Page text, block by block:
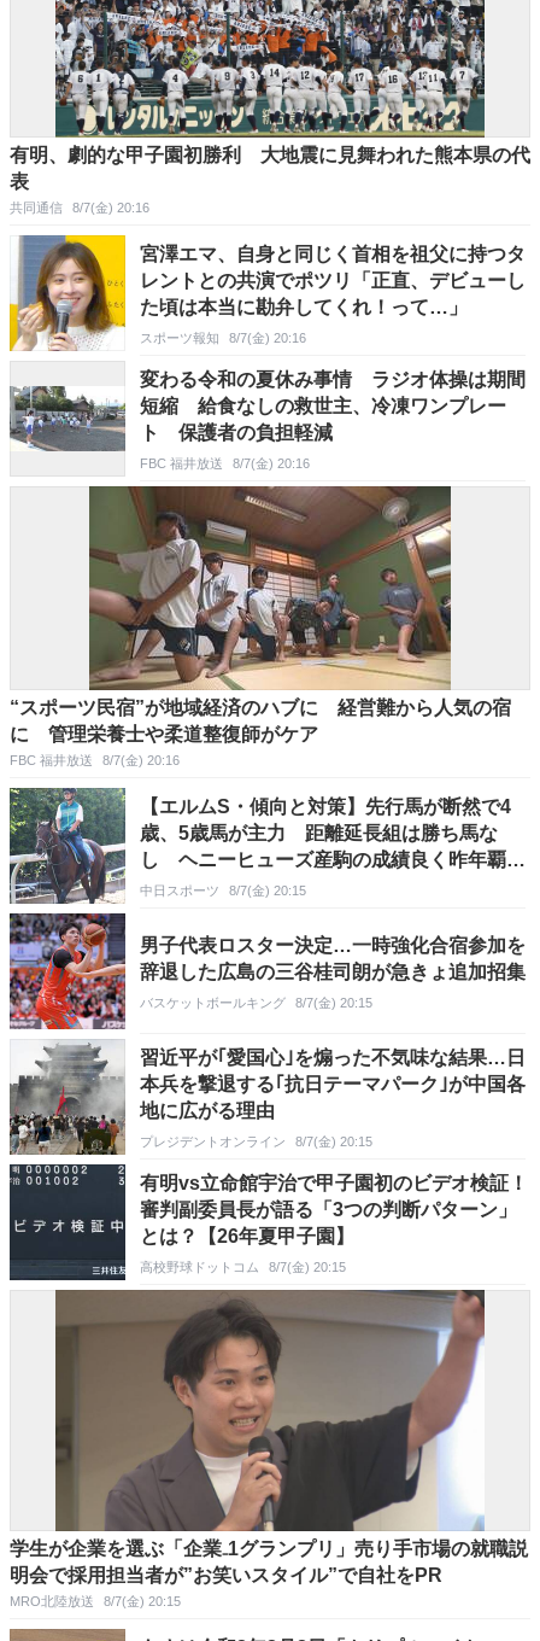
有明、劇的な甲子園初勝利 大地震に見舞われた熊本県の代
表
共同通信 8/7(金) 20:16
宮澤エマ、自身と同じく首相を祖父に持つタ
レントとの共演でポツリ「正直、デビューし
た頃は本当に勘弁してくれ！って…」
スポーツ報知 8/7(金) 20:16
変わる令和の夏休み事情 ラジオ体操は期間
短縮 給食なしの救世主、冷凍ワンプレー
ト 保護者の負担軽減
FBC 福井放送 8/7(金) 20:16
“スポーツ民宿”が地域経済のハブに 経営難から人気の宿
に 管理栄養士や柔道整復師がケア
FBC 福井放送 8/7(金) 20:16
【エルムS・傾向と対策】先行馬が断然で4
歳、5歳馬が主力 距離延長組は勝ち馬な
し ヘニーヒューズ産駒の成績良く昨年覇者
ペリエール連覇も
中日スポーツ 8/7(金) 20:15
男子代表ロスター決定…一時強化合宿参加を
辞退した広島の三谷桂司朗が急きょ追加招集
バスケットボールキング 8/7(金) 20:15
習近平が｢愛国心｣を煽った不気味な結果…日
本兵を撃退する｢抗日テーマパーク｣が中国各
地に広がる理由
プレジデントオンライン 8/7(金) 20:15
有明vs立命館宇治で甲子園初のビデオ検証！
審判副委員長が語る「3つの判断パターン」
とは？【26年夏甲子園】
高校野球ドットコム 8/7(金) 20:15
学生が企業を選ぶ「企業₋1グランプリ」売り手市場の就職説
明会で採用担当者が”お笑いスタイル”で自社をPR
MRO北陸放送 8/7(金) 20:15